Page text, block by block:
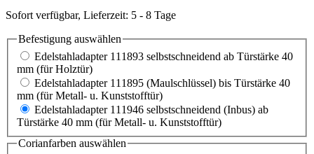
Sofort verfügbar, Lieferzeit: 5 - 8 Tage
Befestigung auswählen
Edelstahladapter 111893 selbstschneidend ab Türstärke 40
mm (für Holztür)
Edelstahladapter 111895 (Maulschlüssel) bis Türstärke 40
mm (für Metall- u. Kunststofftür)
Edelstahladapter 111946 selbstschneidend (Inbus) ab
Türstärke 40 mm (für Metall- u. Kunststofftür)
Corianfarben auswählen